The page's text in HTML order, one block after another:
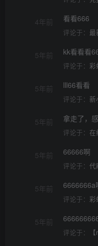
4年前 看看666
评论于： 最
5年前 kk看看看
评论于： 彩
5年前 lll66看看
评论于： 新
5年前 拿走了，
评论于： 在
5年前 66666啊
评论于： 代
5年前 6666666a
评论于： 彩
5年前
评论于：